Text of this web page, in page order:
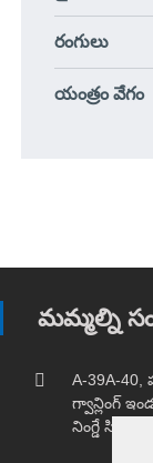
రంగులు
యంత్రం వేగం
మమ్మల్ని
A-39A-
గ్వాన్లింగ్
నింగ్డే సిటీ,